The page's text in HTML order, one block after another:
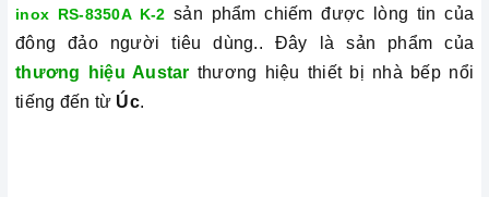
inox RS-8350A K-2 sản phẩm chiếm được lòng tin của
đông đảo người tiêu dùng.. Đây là sản phẩm của
thương hiệu Austar thương hiệu thiết bị nhà bếp nổi
tiếng đến từ Úc.